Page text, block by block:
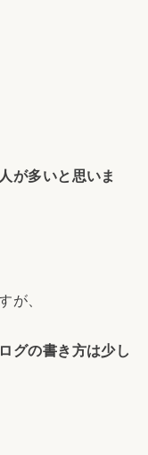
が多いと思いま
が、
グの書き方は少し